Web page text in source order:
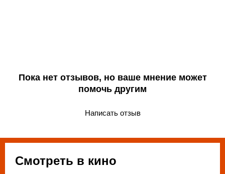
Пока нет отзывов, но ваше мнение может
помочь другим
Написать отзыв
Смотреть в кино